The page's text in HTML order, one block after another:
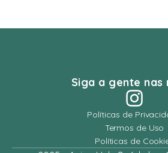
Siga a gente nas
Políticas de
Termos de Uso
Políticas de